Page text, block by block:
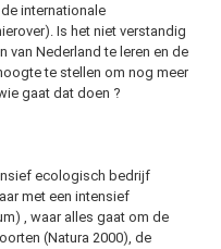
internationale
Is het niet verstandig
van Nederland te leren en de
te stellen om nog meer
gaat dat doen ?
ecologisch bedrijf
met een intensief
, waar alles gaat om de
(Natura 2000), de